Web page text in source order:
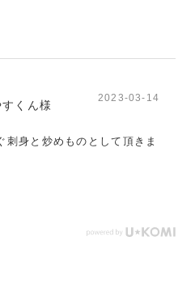
すくん様
2023-03-14
刺身と炒めものとして頂きま